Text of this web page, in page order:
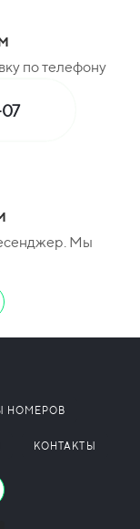
по телефону
Мы
НОМЕРОВ
КОНТАКТЫ